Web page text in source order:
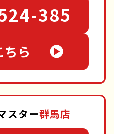
385
ちら
スター群馬店